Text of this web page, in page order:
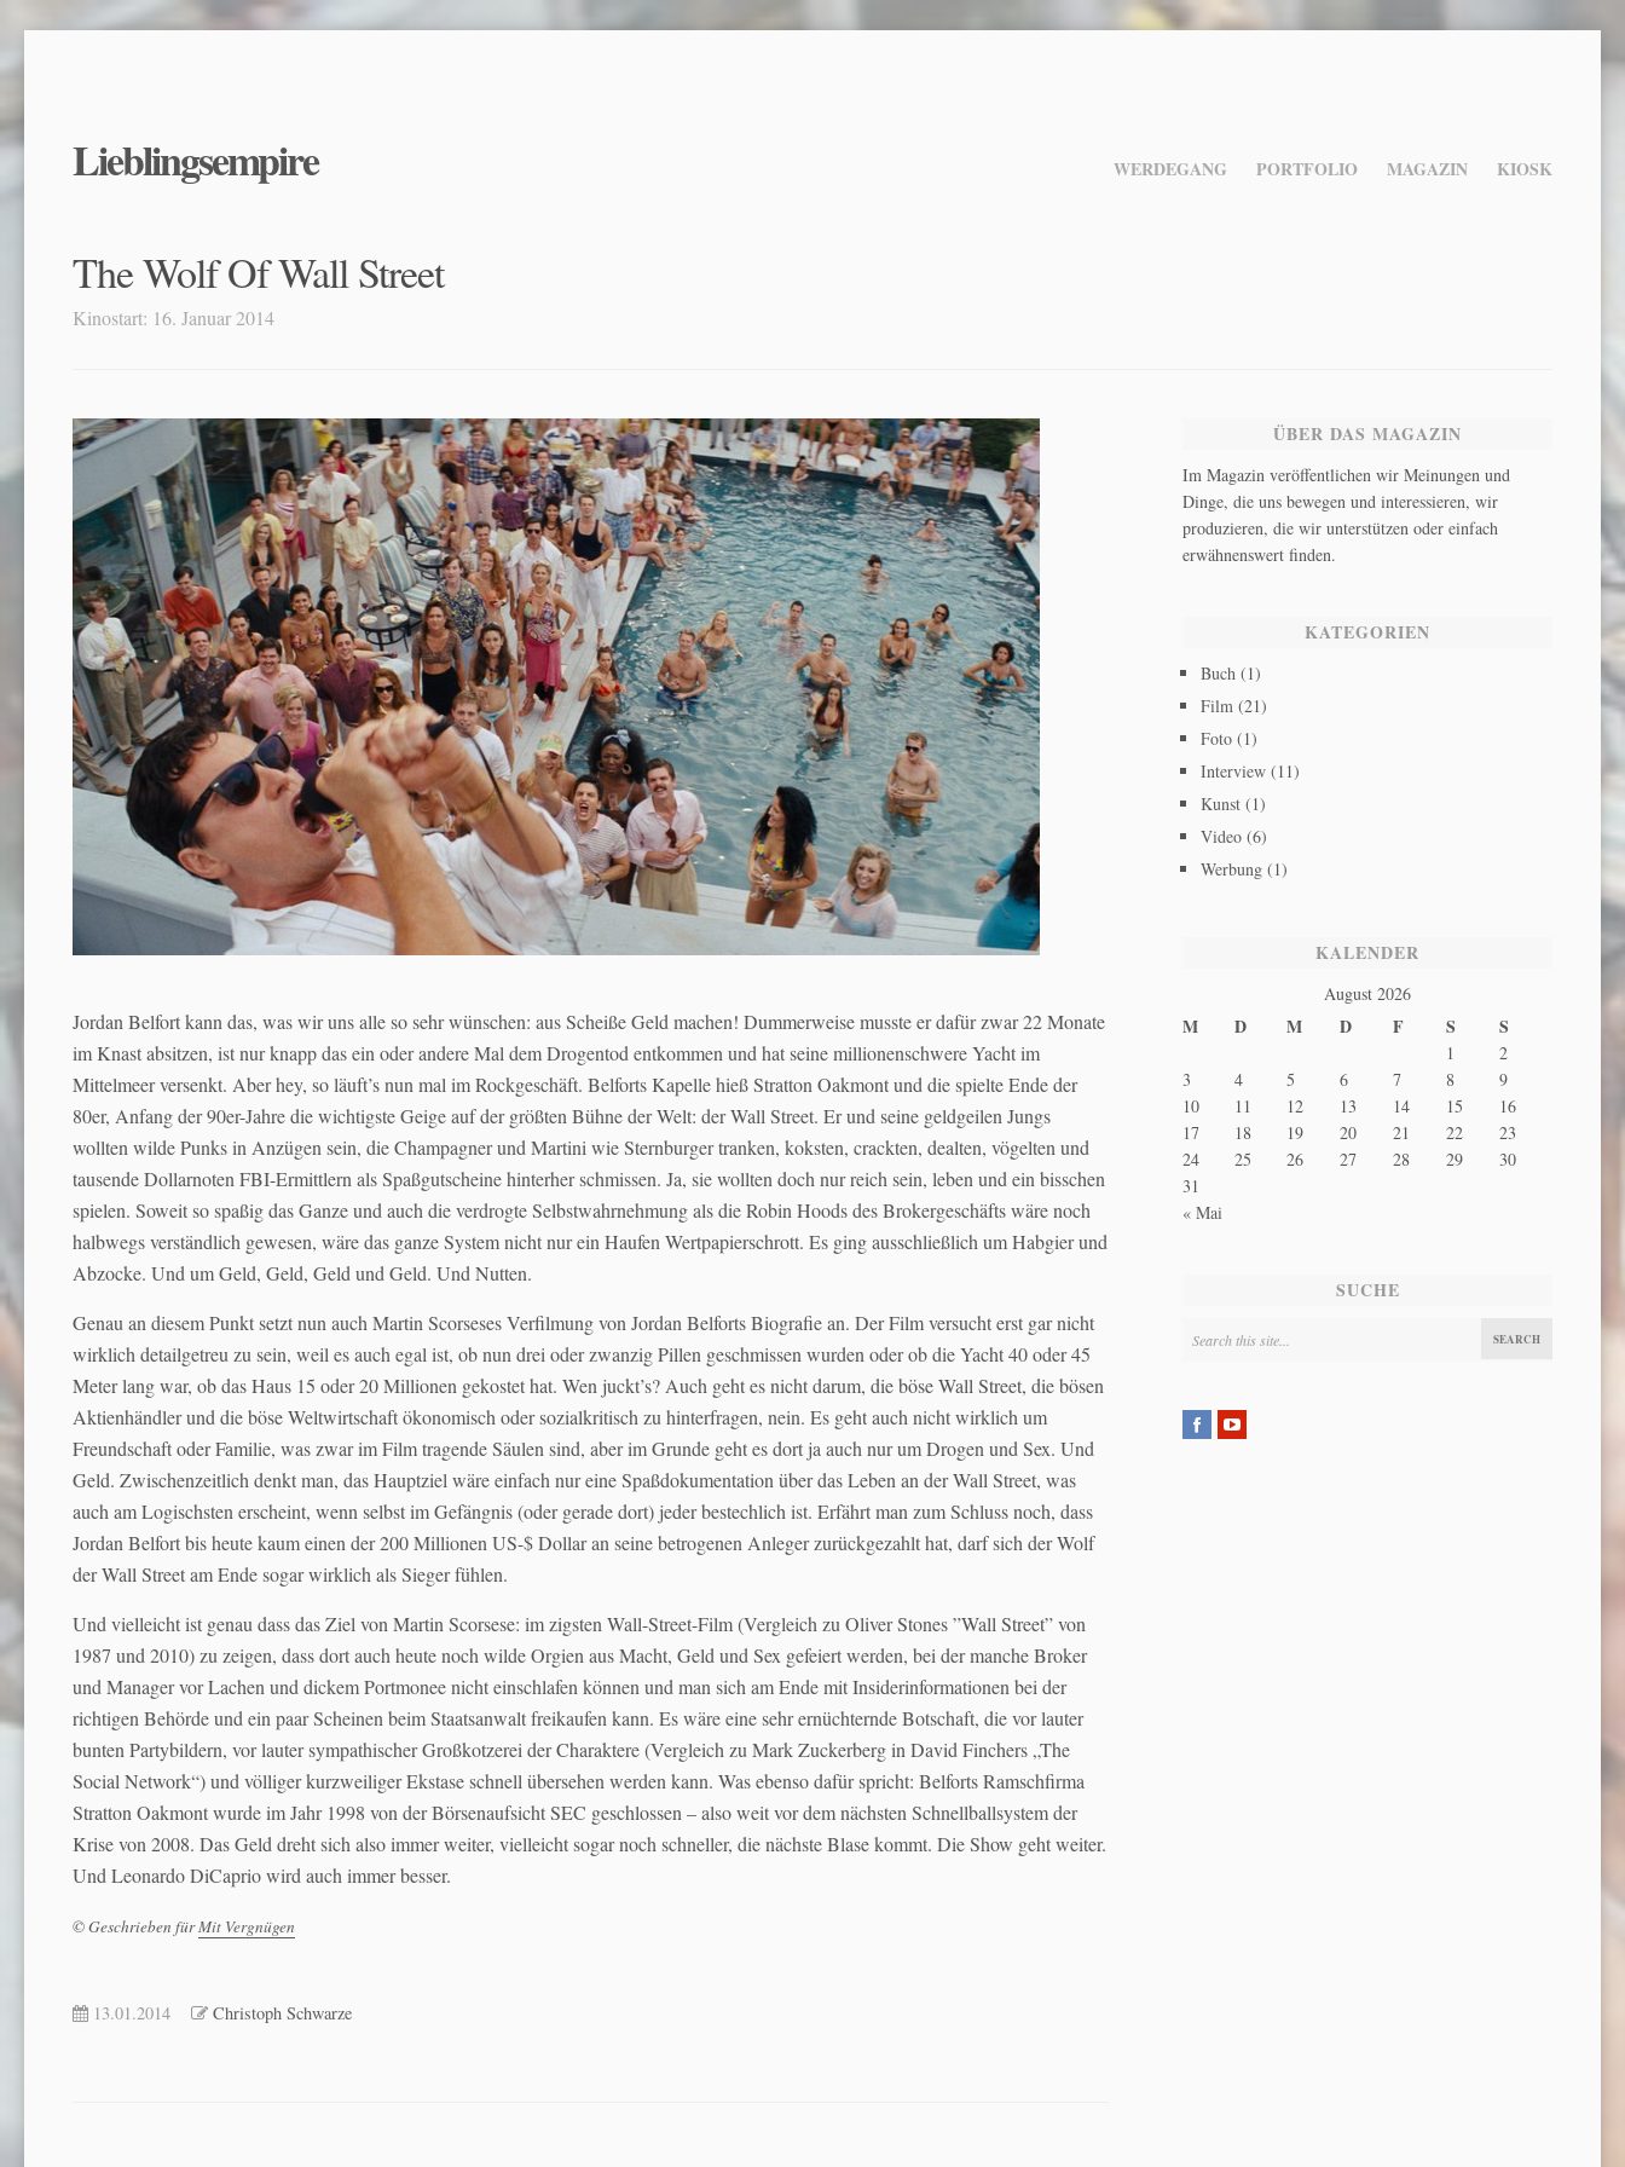
Lieblingsempire WERDEGANG PORTFOLIO MAGAZIN KIOSK
The Wolf Of Wall Street
Kinostart: 16. Januar 2014
Jordan Belfort kann das, was wir uns alle so sehr wünschen: aus Scheiße Geld machen! Dummerweise musste er dafür zwar 22 Monate
im Knast absitzen, ist nur knapp das ein oder andere Mal dem Drogentod entkommen und hat seine millionenschwere Yacht im
Mittelmeer versenkt. Aber hey, so läuft’s nun mal im Rockgeschäft. Belforts Kapelle hieß Stratton Oakmont und die spielte Ende der
80er, Anfang der 90er-Jahre die wichtigste Geige auf der größten Bühne der Welt: der Wall Street. Er und seine geldgeilen Jungs
wollten wilde Punks in Anzügen sein, die Champagner und Martini wie Sternburger tranken, koksten, crackten, dealten, vögelten und
tausende Dollarnoten FBI-Ermittlern als Spaßgutscheine hinterher schmissen. Ja, sie wollten doch nur reich sein, leben und ein bisschen
spielen. Soweit so spaßig das Ganze und auch die verdrogte Selbstwahrnehmung als die Robin Hoods des Brokergeschäfts wäre noch
halbwegs verständlich gewesen, wäre das ganze System nicht nur ein Haufen Wertpapierschrott. Es ging ausschließlich um Habgier und
Abzocke. Und um Geld, Geld, Geld und Geld. Und Nutten.
Genau an diesem Punkt setzt nun auch Martin Scorseses Verfilmung von Jordan Belforts Biografie an. Der Film versucht erst gar nicht
wirklich detailgetreu zu sein, weil es auch egal ist, ob nun drei oder zwanzig Pillen geschmissen wurden oder ob die Yacht 40 oder 45
Meter lang war, ob das Haus 15 oder 20 Millionen gekostet hat. Wen juckt’s? Auch geht es nicht darum, die böse Wall Street, die bösen
Aktienhändler und die böse Weltwirtschaft ökonomisch oder sozialkritisch zu hinterfragen, nein. Es geht auch nicht wirklich um
Freundschaft oder Familie, was zwar im Film tragende Säulen sind, aber im Grunde geht es dort ja auch nur um Drogen und Sex. Und
Geld. Zwischenzeitlich denkt man, das Hauptziel wäre einfach nur eine Spaßdokumentation über das Leben an der Wall Street, was
auch am Logischsten erscheint, wenn selbst im Gefängnis (oder gerade dort) jeder bestechlich ist. Erfährt man zum Schluss noch, dass
Jordan Belfort bis heute kaum einen der 200 Millionen US-$ Dollar an seine betrogenen Anleger zurückgezahlt hat, darf sich der Wolf
der Wall Street am Ende sogar wirklich als Sieger fühlen.
Und vielleicht ist genau dass das Ziel von Martin Scorsese: im zigsten Wall-Street-Film (Vergleich zu Oliver Stones ”Wall Street” von
1987 und 2010) zu zeigen, dass dort auch heute noch wilde Orgien aus Macht, Geld und Sex gefeiert werden, bei der manche Broker
und Manager vor Lachen und dickem Port­mo­nee nicht einschlafen können und man sich am Ende mit Insiderinformationen bei der
richtigen Behörde und ein paar Scheinen beim Staatsanwalt freikaufen kann. Es wäre eine sehr ernüchternde Botschaft, die vor lauter
bunten Partybildern, vor lauter sympathischer Großkotzerei der Charaktere (Vergleich zu Mark Zuckerberg in David Finchers „The
Social Network“) und völliger kurzweiliger Ekstase schnell übersehen werden kann. Was ebenso dafür spricht: Belforts Ramschfirma
Stratton Oakmont wurde im Jahr 1998 von der Börsenaufsicht SEC geschlossen – also weit vor dem nächsten Schnellballsystem der
Krise von 2008. Das Geld dreht sich also immer weiter, vielleicht sogar noch schneller, die nächste Blase kommt. Die Show geht weiter.
Und Leonardo DiCaprio wird auch immer besser.
© Geschrieben fürMit Vergnügen
13.01.2014 Christoph Schwarze
ÜBER DAS MAGAZIN
Im Magazin veröffentlichen wir Meinungen und
Dinge, die uns bewegen und interessieren, wir
produzieren, die wir unterstützen oder einfach
erwähnenswert finden.
KATEGORIEN
Buch (1)
Film (21)
Foto (1)
Interview (11)
Kunst (1)
Video (6)
Werbung (1)
KALENDER
August 2026
M D M D F S S
« Mai
1
2
3
4 5 6 7 8
9
10
11 12 13 14 15
16
17
18 19 20 21 22
23
24
25 26 27 28 29
30
31
SUCHE